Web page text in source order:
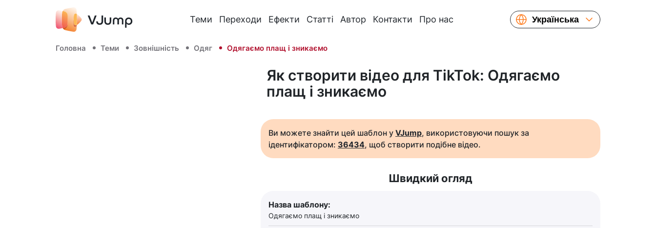
Теми Переходи Ефекти Статті Автор Контакти Про нас
Українська
Français
Головна Теми Зовнішність Одяг Одягаємо плащ і зникаємо
Як створити відео для TikTok: Одягаємо
плащ і зникаємо
Ви можете знайти цей шаблон у VJump, використовуючи пошук за
ідентифікатором: 36434, щоб створити подібне відео.
Швидкий огляд
Назва шаблону:
Одягаємо плащ і зникаємо